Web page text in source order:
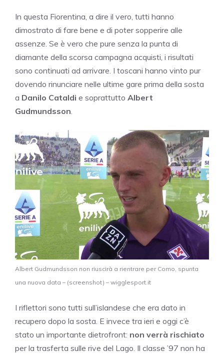
In questa Fiorentina, a dire il vero, tutti hanno
dimostrato di fare bene e di poter sopperire alle
assenze. Se è vero che pure senza la punta di
diamante della scorsa campagna acquisti, i risultati
sono continuati ad arrivare. I toscani hanno vinto pur
dovendo rinunciare nelle ultime gare prima della sosta
a Danilo Cataldi e soprattutto Albert
Gudmundsson
Albert Gudmundsson non riuscirà a rientrare per Como, spunta
una nuova data – (screenshot) – wigglesport.it
I riflettori sono tutti sull’islandese che era dato in
recupero dopo la sosta. E invece tra ieri e oggi c’è
stato un importante dietrofront: non verrà rischiato
per la trasferta sulle rive del Lago. Il classe ’97 non ha